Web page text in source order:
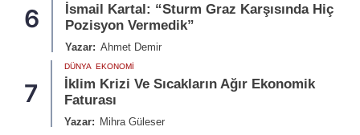
6
İsmail Kartal: “Sturm Graz Karşısında Hiç
Pozisyon Vermedik”
Yazar: Ahmet Demir
7
DÜNYA EKONOMI
İklim Krizi Ve Sıcakların Ağır Ekonomik
Faturası
Yazar: Mihra Güleser